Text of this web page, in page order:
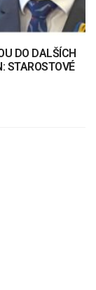
DO DALŠÍCH
STAROSTOVÉ